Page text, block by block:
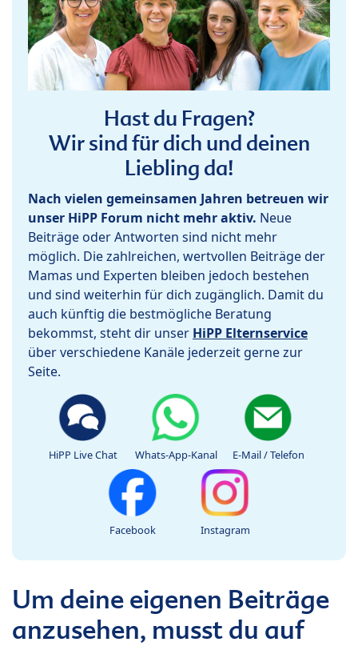
Hast du Fragen?
Wir sind für dich und deinen
Liebling da!
Nach vielen gemeinsamen Jahren betreuen wir
unser HiPP Forum nicht mehr aktiv. Neue
Beiträge oder Antworten sind nicht mehr
möglich. Die zahlreichen, wertvollen Beiträge der
Mamas und Experten bleiben jedoch bestehen
und sind weiterhin für dich zugänglich. Damit du
auch künftig die bestmögliche Beratung
bekommst, steht dir unser HiPP Elternservice
über verschiedene Kanäle jederzeit gerne zur
Seite.
HiPP Live Chat Whats-App-Kanal E-Mail / Telefon
Facebook Instagram
Um deine eigenen Beiträge
anzusehen, musst du auf